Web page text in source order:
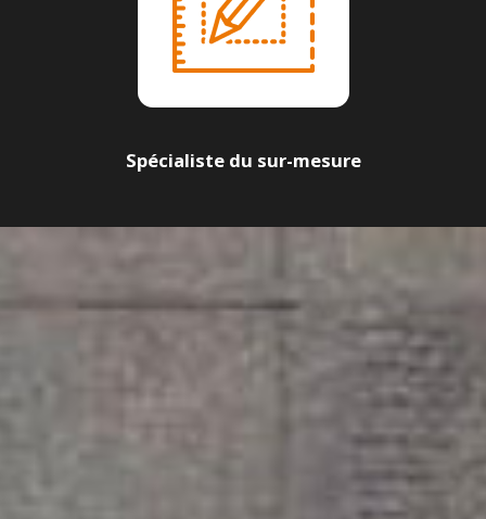
Spécialiste du sur-mesure